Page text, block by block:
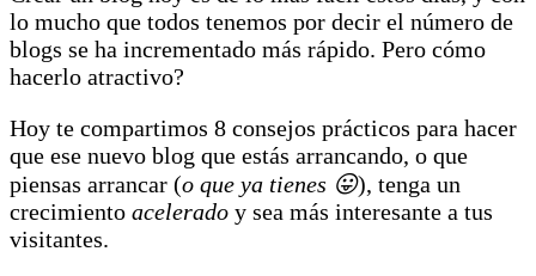
lo mucho que todos tenemos por decir el número de
blogs se ha incrementado más rápido. Pero cómo
hacerlo atractivo?
Hoy te compartimos 8 consejos prácticos para hacer
que ese nuevo blog que estás arrancando, o que
piensas arrancar (o que ya tienes 😛), tenga un
crecimiento acelerado y sea más interesante a tus
visitantes.